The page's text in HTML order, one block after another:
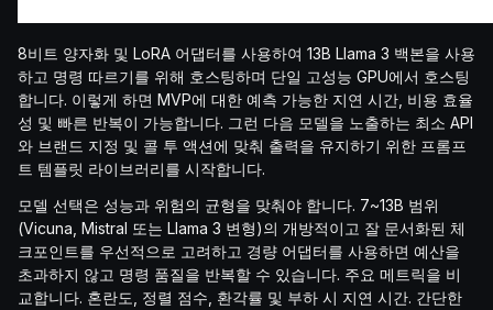
8비트 양자화 및 LoRA 어댑터를 사용하여 13B Llama 3 백본을 사용
하고 명령 따르기를 위해 호스팅하며 단일 고성능 GPU에서 호스팅
합니다. 이렇게 하면 MVP에 대한 예측 가능한 지연 시간, 비용 효율
성 및 빠른 반복이 가능합니다. 그런 다음 모델을 노출하는 최소 API
와 브랜드 지정 및 콜 투 액션에 맞춰 출력을 유지하기 위한 프롬프
트 템플릿 라이브러리를 시작합니다.
모델 선택은 성능과 위험의 균형을 맞춰야 합니다. 7~13B 범위
(Vicuna, Mistral 또는 Llama 3 변형)의 개방적이고 잘 문서화된 체
크포인트를 우선적으로 고려하고 경량 어댑터를 사용하면 예산을
초과하지 않고 명령 품질을 반복할 수 있습니다. 주요 메트릭을 비
교합니다. 혼란도, 정렬 점수, 환각률 및 부하 시 지연 시간. 간단한